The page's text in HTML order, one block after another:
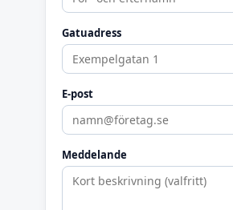
Gatuadress
E-post
Meddelande